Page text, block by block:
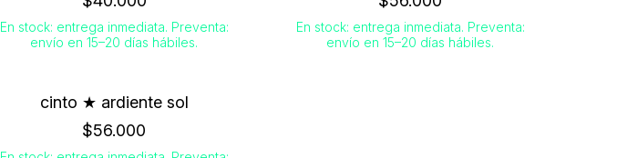
En stock: entrega inmediata. Preventa:
envío en 15–20 días hábiles.
En stock: entrega inmediata. Preventa:
envío en 15–20 días hábiles.
cinto ★ ardiente sol
$56.000